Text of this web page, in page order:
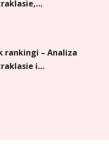
i
przygotować
Czy kurs online to